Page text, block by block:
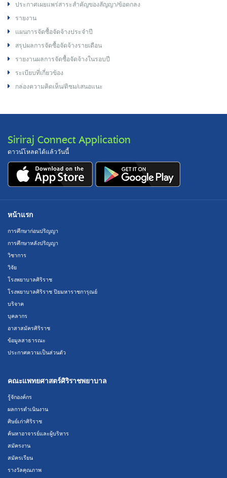
ประกาศเผยแพร่สาระสำคัญของสัญญา/ข้อตกลง
รายงาน
แผนการจัดซื้อจัดจ้างประจำปี
สรุปผลการจัดซื้อจัดจ้างรายเดือน
รายงานผลการจัดซื้อจัดจ้างในรอบปี
ระเบียบที่เกี่ยวข้อง
กล่องความคิดเห็น/ติชม/เสนอแนะ
Siriraj Connect Application
ดาวน์โหลดได้แล้ววันนี้
หน้าแรก
การศึกษาก่อนปริญญา
การศึกษาหลังปริญญา
วิชาการ
วิจัย
โรงพยาบาลศิริราช
โรงพยาบาลศิริราช ปิยมหาราชการุณย์
บริจาค
บุคลากร
อาสาสมัครศิริราช
ข้อมูลสาธารณะ
ประกาศความเป็นส่วนตัว
คณะแพทยศาสตร์ศิริราชพยาบาล
รู้จักองค์กร
ผลการดำเนินงาน
ศิษย์เก่าศิริราช
ค้นหาอาจารย์และผู้บริหาร
สมัครงาน
สมัครเรียน
รางวัลคุณภาพ